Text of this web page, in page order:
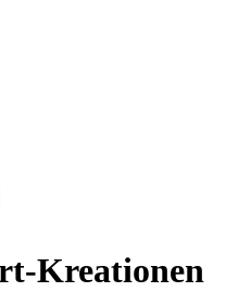
Kreationen